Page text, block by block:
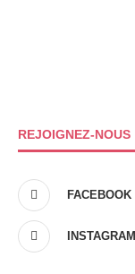
REJOIGNEZ-NOUS
FACEBOOK
INSTAGRAM